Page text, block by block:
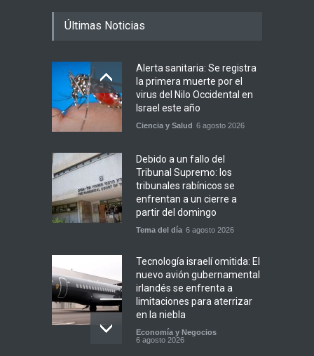
Últimas Noticias
Alerta sanitaria: Se registra
la primera muerte por el
virus del Nilo Occidental en
Israel este año
Ciencia y Salud 6 agosto 2026
Debido a un fallo del
Tribunal Supremo: los
tribunales rabínicos se
enfrentan a un cierre a
partir del domingo
Tema del día 6 agosto 2026
Tecnología israelí omitida: El
nuevo avión gubernamental
irlandés se enfrenta a
limitaciones para aterrizar
en la niebla
Economía y Negocios
6 agosto 2026